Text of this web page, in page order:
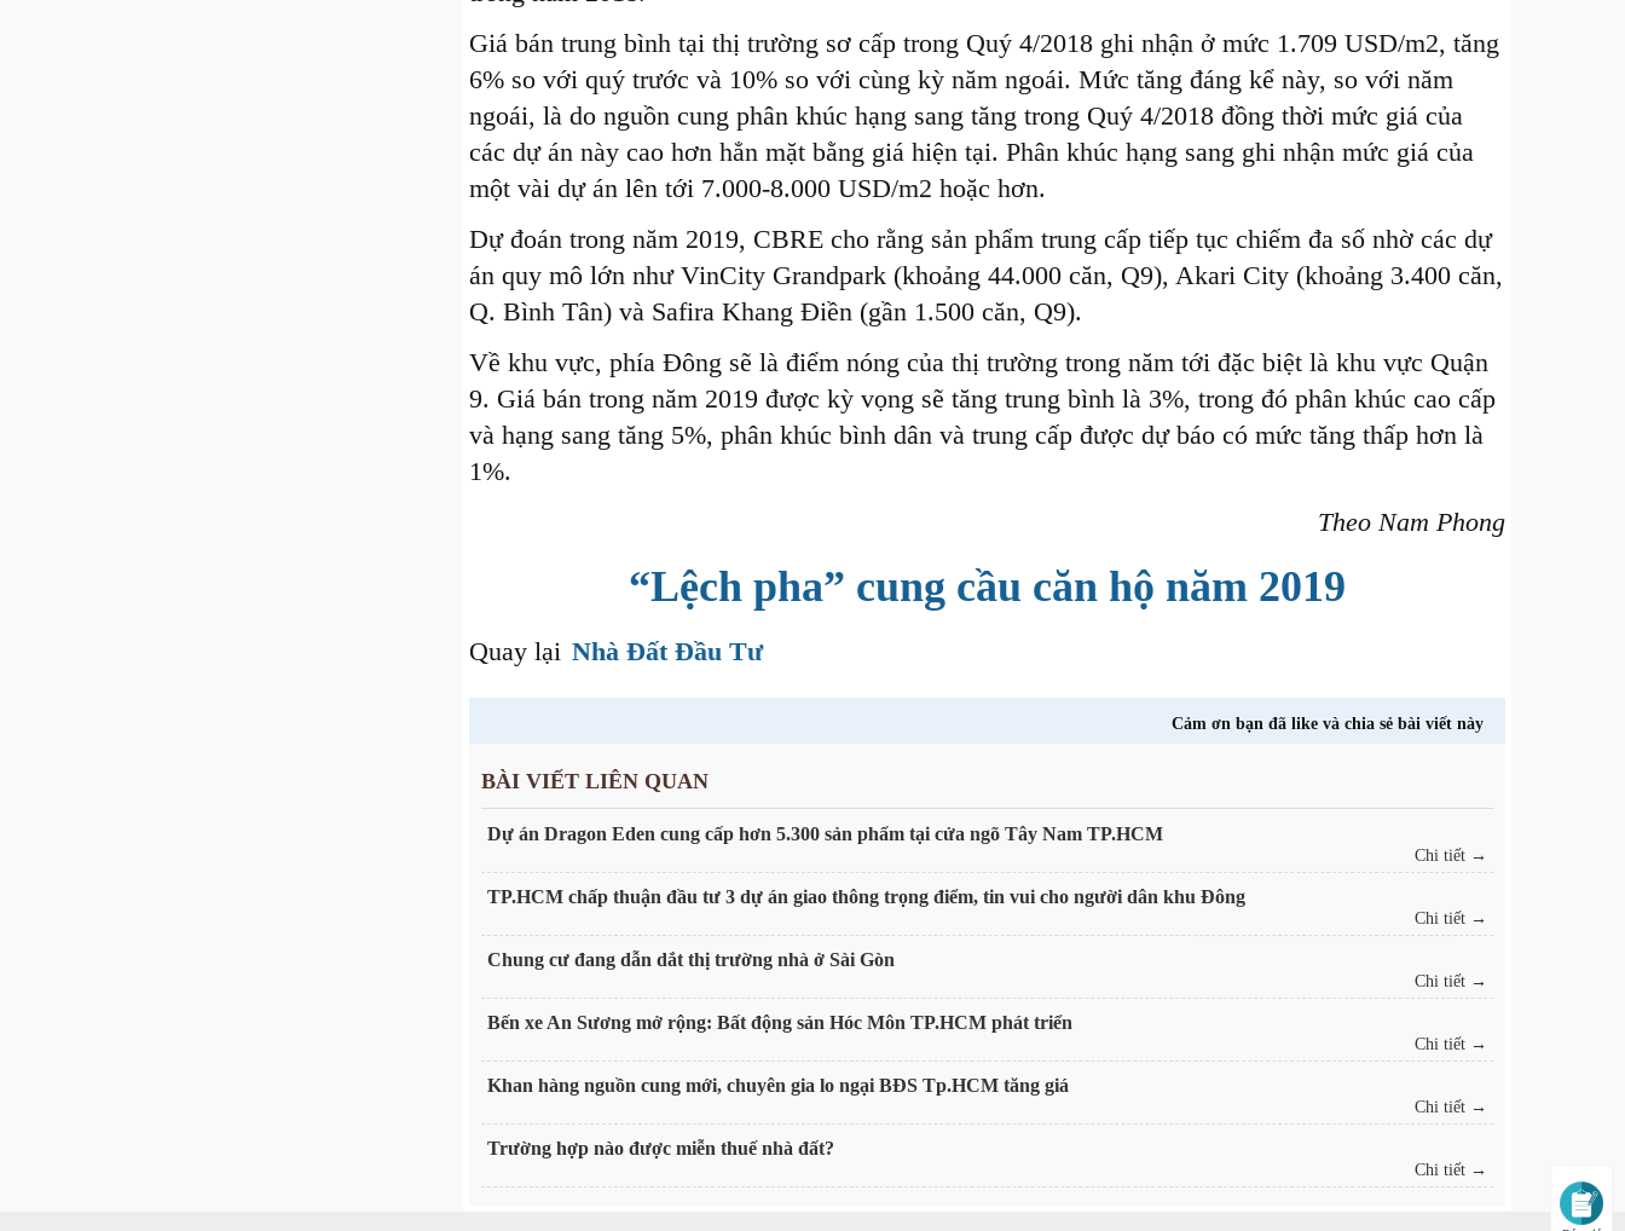
Giá bán trung bình tại thị trường sơ cấp trong Quý 4/2018 ghi nhận ở mức 1.709 USD/m2, tăng
6% so với quý trước và 10% so với cùng kỳ năm ngoái. Mức tăng đáng kể này, so với năm
ngoái, là do nguồn cung phân khúc hạng sang tăng trong Quý 4/2018 đồng thời mức giá của
các dự án này cao hơn hẳn mặt bằng giá hiện tại. Phân khúc hạng sang ghi nhận mức giá của
một vài dự án lên tới 7.000-8.000 USD/m2 hoặc hơn.
Dự đoán trong năm 2019, CBRE cho rằng sản phẩm trung cấp tiếp tục chiếm đa số nhờ các dự
án quy mô lớn như VinCity Grandpark (khoảng 44.000 căn, Q9), Akari City (khoảng 3.400 căn,
Q. Bình Tân) và Safira Khang Điền (gần 1.500 căn, Q9).
Về khu vực, phía Đông sẽ là điểm nóng của thị trường trong năm tới đặc biệt là khu vực Quận
9. Giá bán trong năm 2019 được kỳ vọng sẽ tăng trung bình là 3%, trong đó phân khúc cao cấp
và hạng sang tăng 5%, phân khúc bình dân và trung cấp được dự báo có mức tăng thấp hơn là
1%.
Theo Nam Phong
“Lệch pha” cung cầu căn hộ năm 2019
Quay lại Nhà Đất Đầu Tư
Cảm ơn bạn đã like và chia sẻ bài viết này
BÀI VIẾT LIÊN QUAN
Dự án Dragon Eden cung cấp hơn 5.300 sản phẩm tại cửa ngõ Tây Nam TP.HCM
Chi tiết →
TP.HCM chấp thuận đầu tư 3 dự án giao thông trọng điểm, tin vui cho người dân khu Đông
Chi tiết →
Chung cư đang dẫn dắt thị trường nhà ở Sài Gòn
Chi tiết →
Bến xe An Sương mở rộng: Bất động sản Hóc Môn TP.HCM phát triển
Chi tiết →
Khan hàng nguồn cung mới, chuyên gia lo ngại BĐS Tp.HCM tăng giá
Chi tiết →
Trường hợp nào được miễn thuế nhà đất?
Chi tiết →